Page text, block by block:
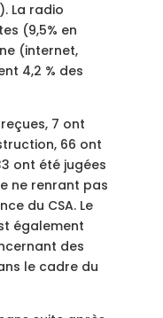
La radio
(9,5% en
(internet,
4,2 % des
7 ont
66 ont
ont été jugées
ne renrant pas
du CSA. Le
également
des
le cadre du